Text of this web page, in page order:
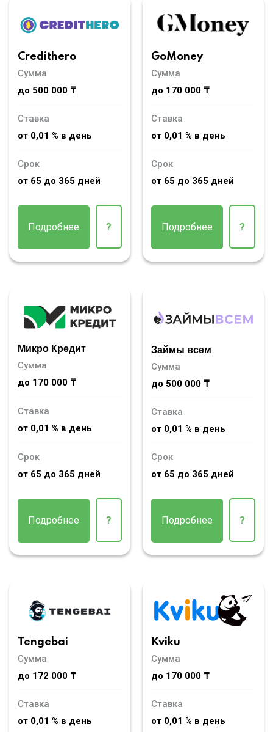
Credithero
Сумма
до 500 000 ₸
Ставка
от 0,01 % в день
Срок
от 65 до 365 дней
Подробнее ?
GoMoney
Сумма
до 170 000 ₸
Ставка
от 0,01 % в день
Срок
от 65 до 365 дней
Подробнее ?
Микро Кредит
Сумма
до 170 000 ₸
Ставка
от 0,01 % в день
Срок
от 65 до 365 дней
Подробнее ?
Займы всем
Сумма
до 500 000 ₸
Ставка
от 0,01 % в день
Срок
от 65 до 365 дней
Подробнее ?
Tengebai
Сумма
до 172 000 ₸
Ставка
от 0,01 % в день
Kviku
Сумма
до 170 000 ₸
Ставка
от 0,01 % в день